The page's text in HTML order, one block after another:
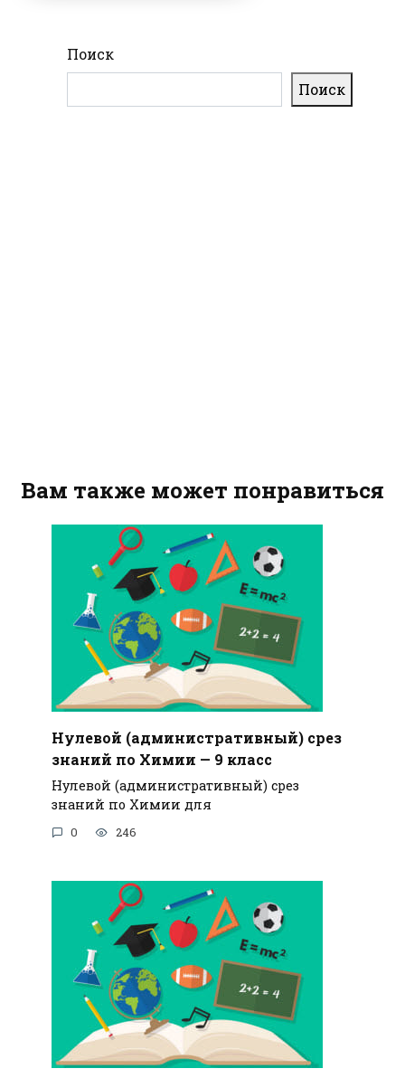
Поиск
Поиск
Вам также может понравиться
Нулевой (административный) срез
знаний по Химии — 9 класс
Нулевой (административный) срез
знаний по Химии для
0 246